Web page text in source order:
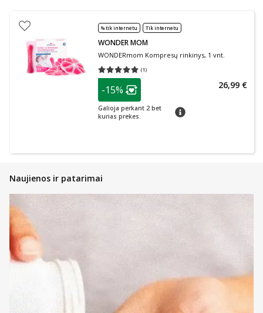
% tik internetu Tik internetu
WONDER MOM
WONDERmom Kompresų rinkinys, 1 vnt.
(1)
Vidutinis įvertinimas 5.00
patarimas
Lojalumo klubo narių nuolaida
-15%
Galioja perkant 2 bet
kurias prekes.
patarimas
26,99 €
Naujienos ir patarimai